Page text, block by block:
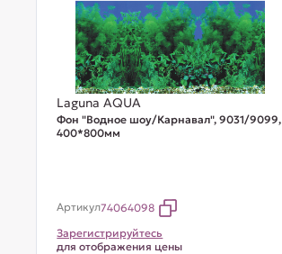
Laguna AQUA
Фон "Водное шоу/Карнавал", 9031/9099,
400*800мм
Артикул74064098
Зарегистрируйтесь
для отображения цены